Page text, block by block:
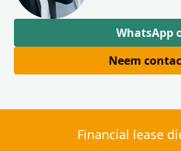
WhatsApp
Neem
Financial lease